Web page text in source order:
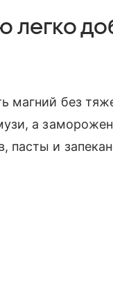
легко
магний без
а
пасты и